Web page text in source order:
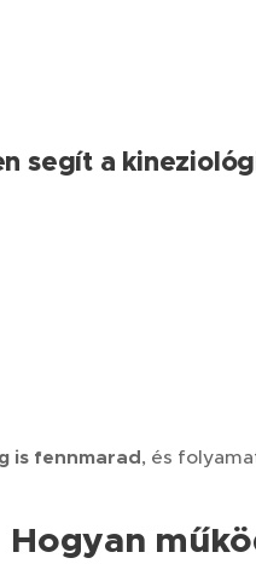
segít a
is fennmarad, és
Hogyan